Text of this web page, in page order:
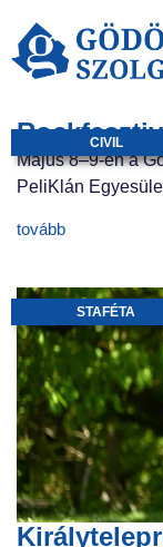
CIVIL
Május 8–9-én a
PeliKlán
tovább
STAFÉTA